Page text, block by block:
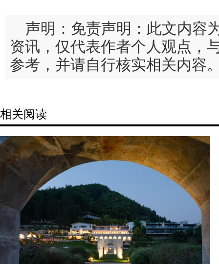
声明：免责声明：此文内容
资讯，仅代表作者个人观点，
参考，并请自行核实相关内容
相关阅读